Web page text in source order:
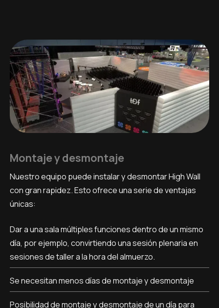
Montaje y desmontaje
Nuestro equipo puede instalar y desmontar High Wall
con gran rapidez. Esto ofrece una serie de ventajas
únicas:
Dar a una sala múltiples funciones dentro de un mismo
día, por ejemplo, convirtiendo una sesión plenaria en
sesiones de taller a la hora del almuerzo.
Se necesitan menos días de montaje y desmontaje
Posibilidad de montaje y desmontaje de un día para